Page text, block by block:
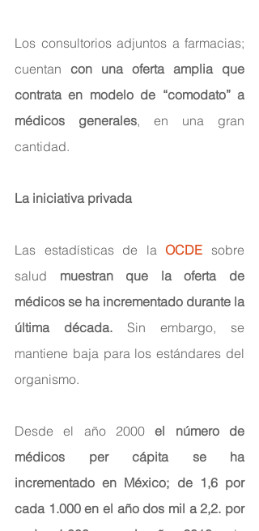
Los consultorios adjuntos a farmacias;
cuentan con una oferta amplia que
contrata en modelo de “comodato” a
médicos generales, en una gran
cantidad.
La iniciativa privada
Las estadísticas de la OCDE sobre
salud muestran que la oferta de
médicos se ha incrementado durante la
última década. Sin embargo, se
mantiene baja para los estándares del
organismo.
Desde el año 2000 el número de
médicos per cápita se ha
incrementado en México; de 1,6 por
cada 1.000 en el año dos mil a 2,2. por